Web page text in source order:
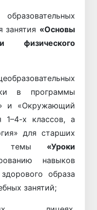
занятия «Основы
в программы
и «Окружающий
х классов, а
для старших
темы «Уроки
навыков
образа
занятий;